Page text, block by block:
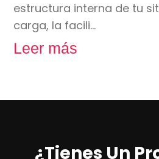
estructura interna de tu
carga, la facili…
Leer más
¿Tienes Un